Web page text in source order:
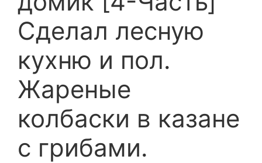
Сделал лесную
кухню и пол.
Жареные
колбаски в казане
с грибами.